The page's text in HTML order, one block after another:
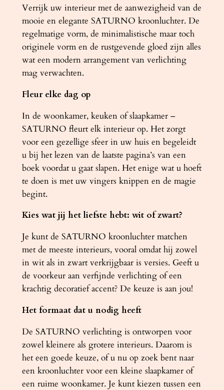
A
T
U
R
N
O
0
w
i
t
a
a
n
t
l
Verrijk uw interieur met de aanwezigheid van de
mooie en elegante SATURNO kroonluchter. De
regelmatige vorm, de minimalistische maar toch
originele vorm en de rustgevende gloed zijn alles
wat een modern arrangement van verlichting
mag verwachten.
Fleur elke dag op
In de woonkamer, keuken of slaapkamer –
SATURNO fleurt elk interieur op. Het zorgt
voor een gezellige sfeer in uw huis en begeleidt
u bij het lezen van de laatste pagina’s van een
boek voordat u gaat slapen. Het enige wat u hoeft
te doen is met uw vingers knippen en de magie
begint.
Kies wat jij het liefste hebt: wit of zwart?
Je kunt de SATURNO kroonluchter matchen
met de meeste interieurs, vooral omdat hij zowel
in wit als in zwart verkrijgbaar is versies. Geeft u
de voorkeur aan verfijnde verlichting of een
krachtig decoratief accent? De keuze is aan jou!
Het formaat dat u nodig heeft
De SATURNO verlichting is ontworpen voor
zowel kleinere als grotere interieurs. Daarom is
het een goede keuze, of u nu op zoek bent naar
een kroonluchter voor een kleine slaapkamer of
een ruime woonkamer. Je kunt kiezen tussen een